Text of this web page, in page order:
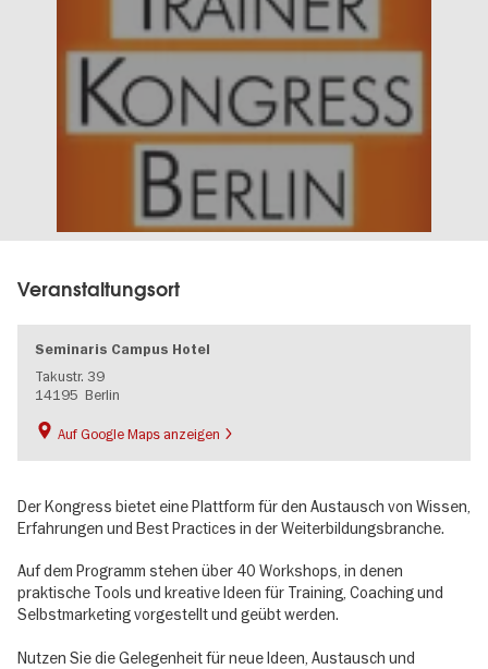
Veranstaltungsort
Seminaris Campus Hotel
Takustr. 39
14195 Berlin
Auf Google Maps anzeigen
Der Kongress bietet eine Plattform für den Austausch von Wissen,
Erfahrungen und Best Practices in der Weiterbildungsbranche.
Auf dem Programm stehen über 40 Workshops, in denen
praktische Tools und kreative Ideen für Training, Coaching und
Selbstmarketing vorgestellt und geübt werden.
Nutzen Sie die Gelegenheit für neue Ideen, Austausch und